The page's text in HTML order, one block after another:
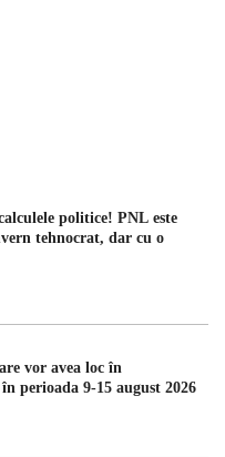
politice! PNL este
tehnocrat, dar cu o
vor avea loc în
perioada 9-15 august 2026